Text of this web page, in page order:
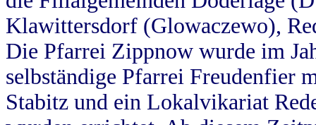
Klawittersdorf (Glowaczewo),
Die Pfarrei Zippnow wurde im
selbständige Pfarrei Freudenfier
Stabitz und ein Lokalvikariat